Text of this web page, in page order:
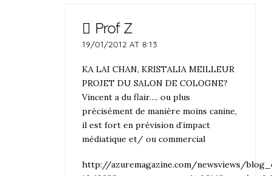
Prof Z
19/01/2012 AT 8:13
KA LAI CHAN, KRISTALIA MEILLEUR
PROJET DU SALON DE COLOGNE?
Vincent a du flair…. ou plus
précisément de manière moins canine,
il est fort en prévision d’impact
médiatique et/ ou commercial
http://azuremagazine.com/newsviews/